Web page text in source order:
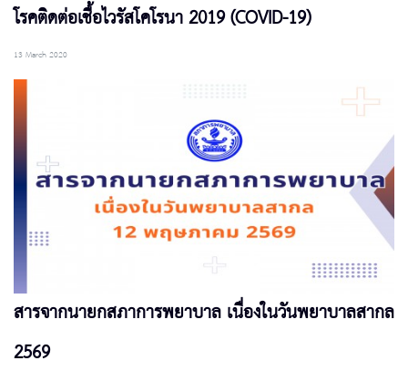
โรคติดต่อเชื้อไวรัสโคโรนา 2019 (COVID-19)
13 March 2020
สารจากนายกสภาการพยาบาล เนื่องในวันพยาบาลสากล
2569